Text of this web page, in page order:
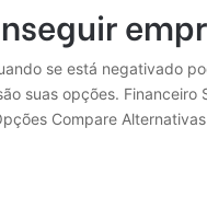
se está negativado
suas opções.
Compare